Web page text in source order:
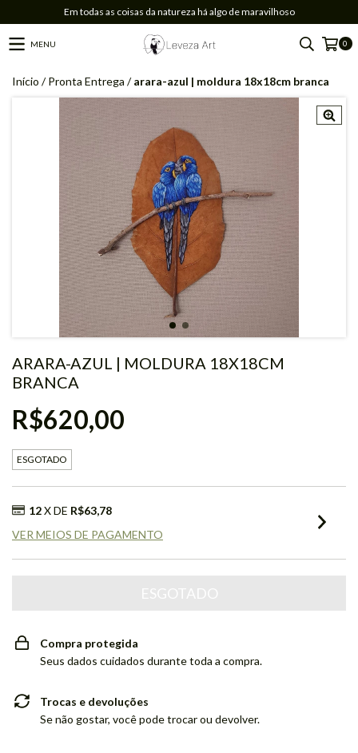
Em todas as coisas da natureza há algo de maravilhoso
MENU 0
Início / Pronta Entrega / arara-azul | moldura 18x18cm branca
ARARA-AZUL | MOLDURA 18X18CM
BRANCA
R$620,00
ESGOTADO
12X DE R$63,78
VER MEIOS DE PAGAMENTO
Compra protegida
Seus dados cuidados durante toda a compra.
Trocas e devoluções
Se não gostar, você pode trocar ou devolver.